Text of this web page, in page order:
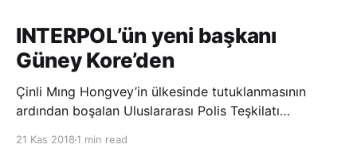
INTERPOL’ün yeni başkanı
Güney Kore’den
Çinli Mıng Hongvey’in ülkesinde tutuklanmasının
ardından boşalan Uluslararası Polis Teşkilatı
21 Kas 2018 1 min read